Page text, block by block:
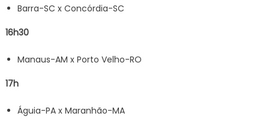
Barra-SC x Concórdia-SC
16h30
Manaus-AM x Porto Velho-RO
17h
Águia-PA x Maranhão-MA